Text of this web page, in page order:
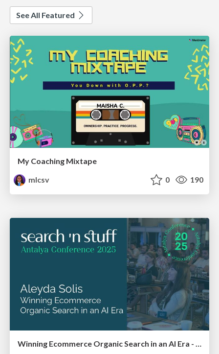
See All Featured
My Coaching Mixtape
mlcsv
0 190
Winning Ecommerce Organic Search in an AI Era - #searchnstuff2025